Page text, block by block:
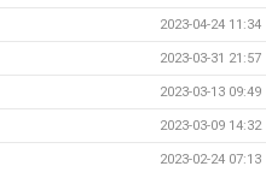
2023-04-24 11:34
2023-03-31 21:57
2023-03-13 09:49
2023-03-09 14:32
2023-02-24 07:13